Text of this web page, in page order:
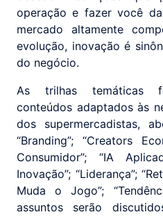
operação e fazer você
mercado altamente
evolução, inovação é
do negócio.
As trilhas temáticas
conteúdos adaptados às
dos supermercadistas,
“Branding”; “Creators
Consumidor”; “IA
Inovação”; “Liderança”;
Muda o Jogo”;
assuntos serão